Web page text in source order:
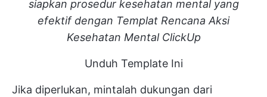
siapkan prosedur kesehatan mental yang
efektif dengan Templat Rencana Aksi
Kesehatan Mental ClickUp
Unduh Template Ini
Jika diperlukan, mintalah dukungan dari